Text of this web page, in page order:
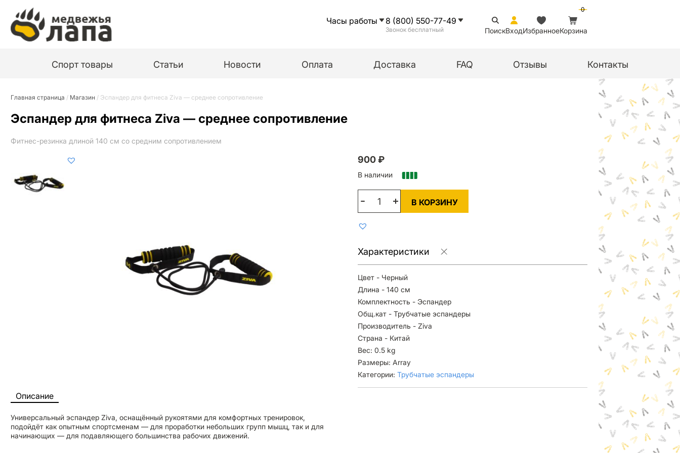
Часы работы 8 (800) 550-77-49
Звонок бесплатный ПоискВходИзбранное
0
Корзина
Спорт товары Статьи Новости Оплата Доставка FAQ Отзывы Контакты
Главная страница / Магазин / Эспандер для фитнеса Ziva — среднее сопротивление
Эспандер для фитнеса Ziva — среднее сопротивление
Фитнес-резинка длиной 140 см со средним сопротивлением
Описание
Универсальный эспандер Ziva, оснащённый рукоятями для комфортных тренировок,
подойдёт как опытным спортсменам — для проработки небольших групп мышц, так и для
начинающих — для подавляющего большинства рабочих движений.
900₽
В наличии
В КОРЗИНУ
Характеристики
Цвет - Черный
Длина - 140 см
Комплектность - Эспандер
Общ.кат - Трубчатые эспандеры
Производитель - Ziva
Страна - Китай
Вес: 0.5 kg
Размеры: Array
Категории: Трубчатые эспандеры